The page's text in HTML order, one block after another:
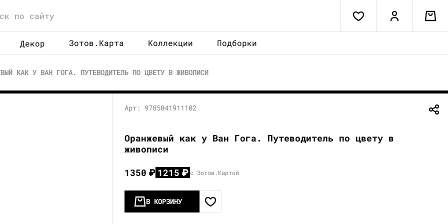
Декор Зотов.Карта Коллекции Подборки
КАК У ВАН ГОГА. ПУТЕВОДИТЕЛЬ ПО ЦВЕТУ В ЖИВОПИСИ
Арт: 9785041911102
Оранжевый как у Ван Гога. Путеводитель по цвету в
живописи
1350₽ 1215₽ с Зотов.Картой
В КОРЗИНУ